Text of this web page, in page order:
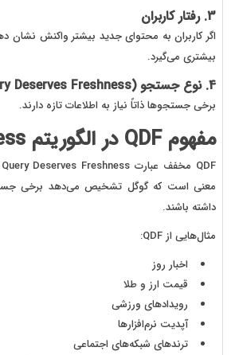
3. رفتار کاربران
اگر کاربران به محتوای جدید بیشتر واکنش نشان
بیشتری می‌گیرد.
4. نوع جستجو (Query Deserves Freshness)
برخی جستجوها ذاتاً نیاز به اطلاعات تازه دارند.
مفهوم QDF در الگوریتم Freshness
معنی است که گوگل تشخیص می‌دهد برخی
داشته باشند.
مثال‌هایی از QDF:
اخبار روز
قیمت ارز و طلا
رویدادهای ورزشی
آپدیت نرم‌افزارها
ترندهای شبکه‌های اجتماعی